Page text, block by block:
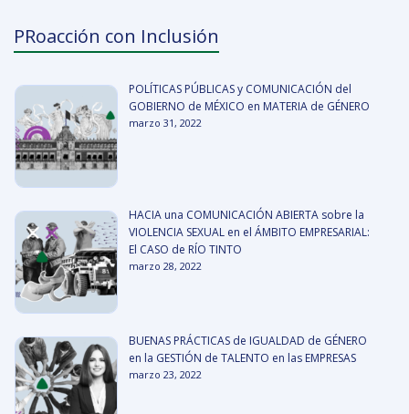
PRoacción con Inclusión
POLÍTICAS PÚBLICAS y COMUNICACIÓN del
GOBIERNO de MÉXICO en MATERIA de GÉNERO
marzo 31, 2022
HACIA una COMUNICACIÓN ABIERTA sobre la
VIOLENCIA SEXUAL en el ÁMBITO EMPRESARIAL:
El CASO de RÍO TINTO
marzo 28, 2022
BUENAS PRÁCTICAS de IGUALDAD de GÉNERO
en la GESTIÓN de TALENTO en las EMPRESAS
marzo 23, 2022